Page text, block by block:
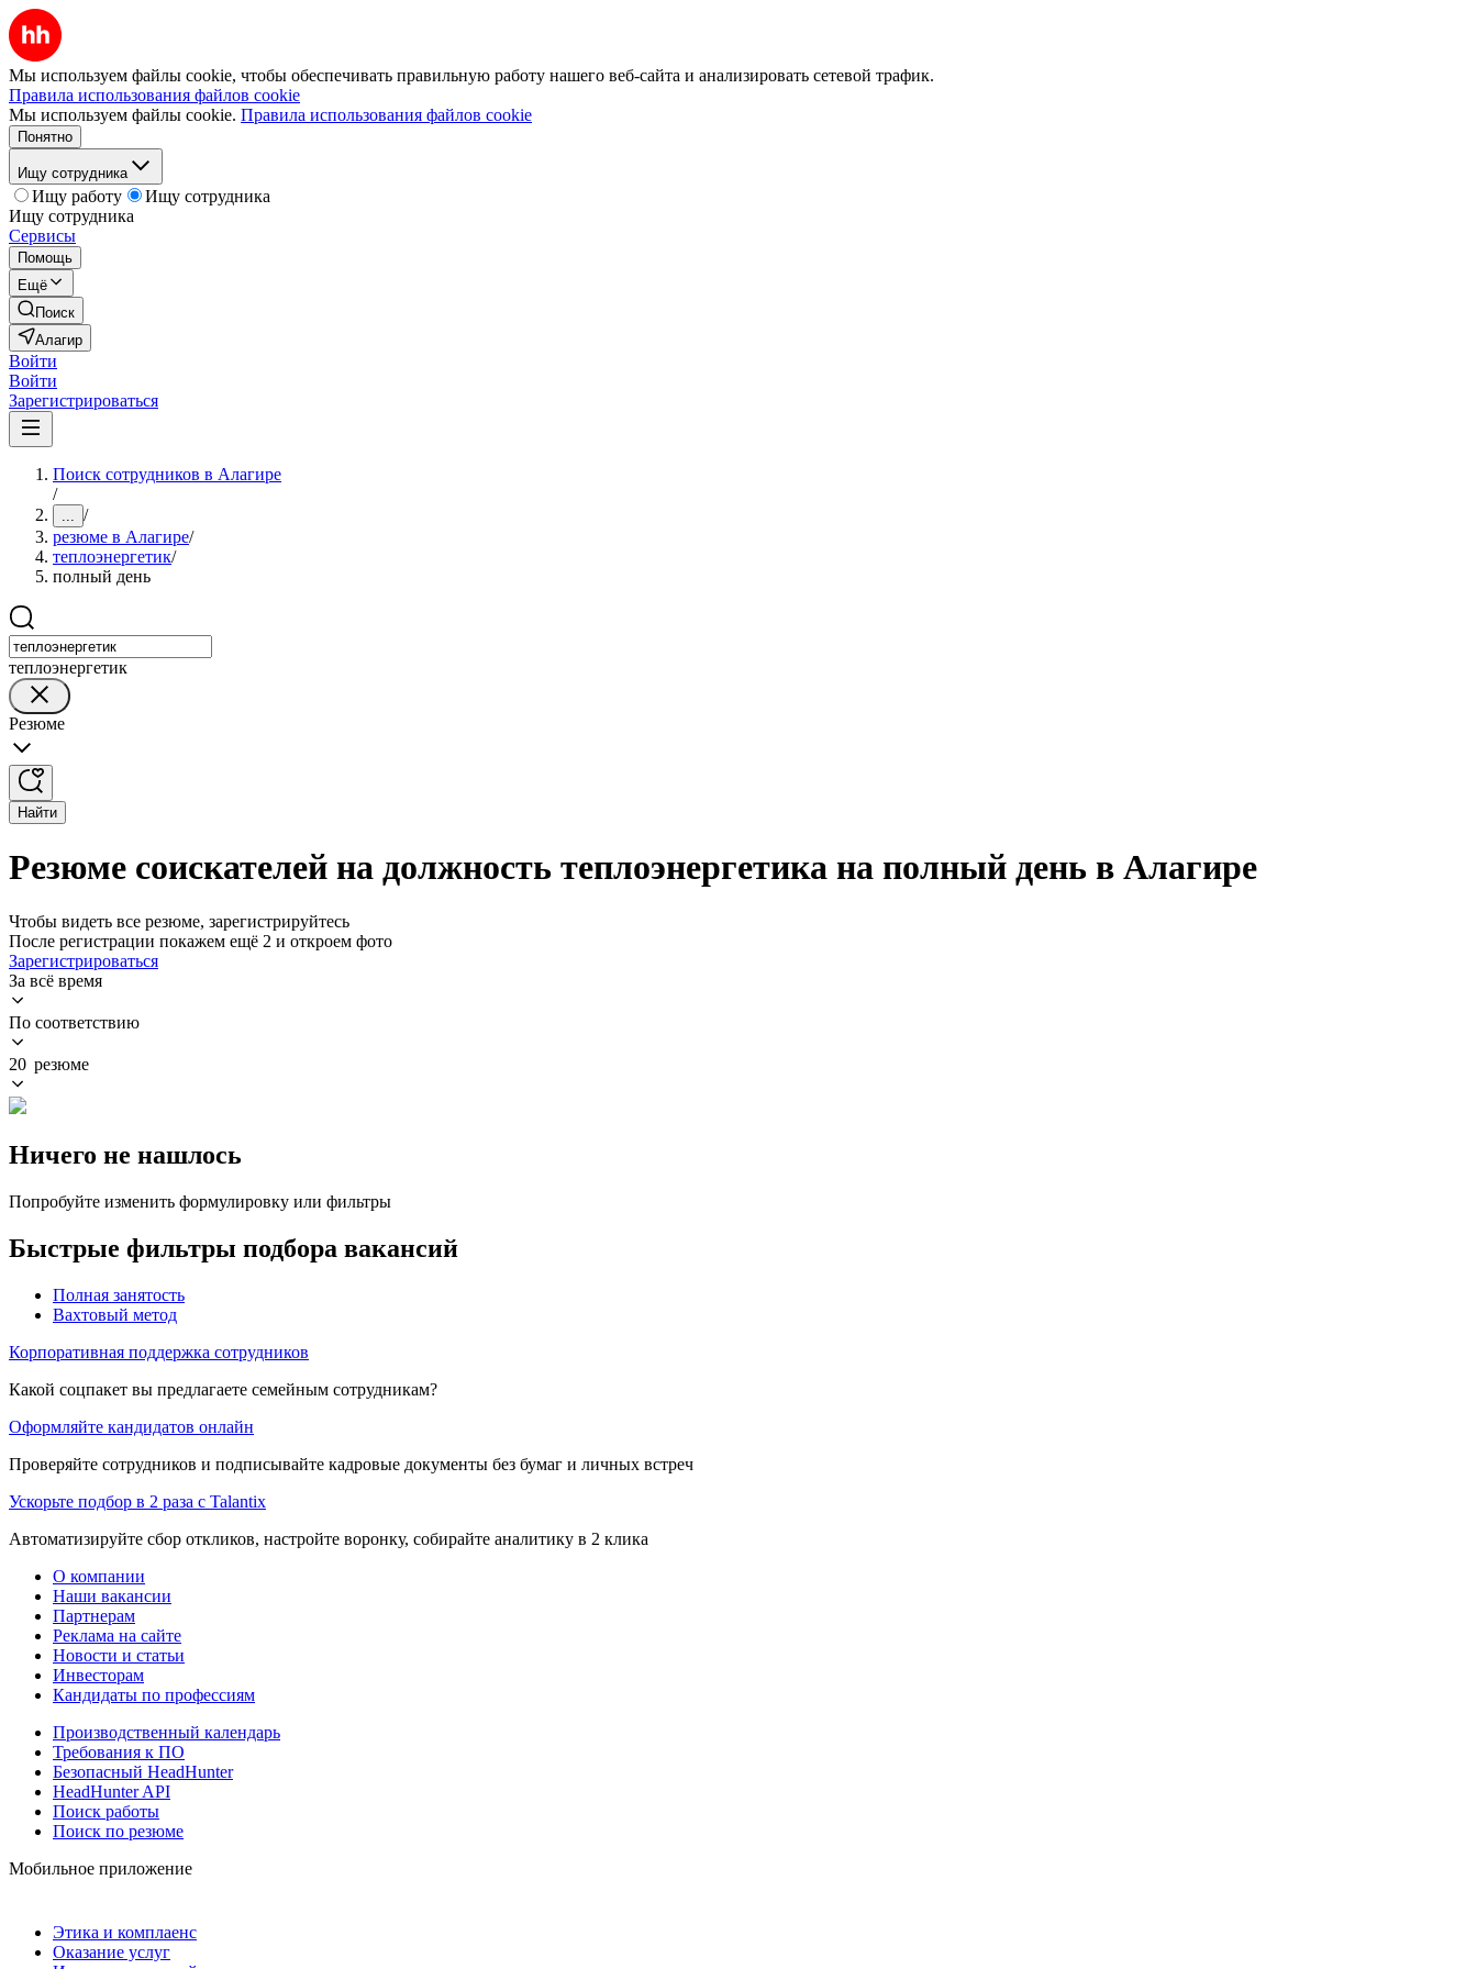
Мы используем файлы cookie, чтобы обеспечивать правильную работу нашего веб-сайта и анализировать сетевой трафик.
Правила использования файлов cookie
Мы используем файлы cookie. Правила использования файлов cookie
Понятно
Ищу сотрудника
Ищу работу
Ищу сотрудника
Ищу сотрудника
Сервисы
Помощь
Ещё
Поиск
Алагир
Войти
Войти
Зарегистрироваться
Поиск сотрудников в Алагире
/
... /
резюме в Алагире/
теплоэнергетик/
полный день
теплоэнергетик
Резюме
Найти
Резюме соискателей на должность теплоэнергетика на полный день в Алагире
Чтобы видеть все резюме, зарегистрируйтесь
После регистрации покажем ещё 2 и откроем фото
Зарегистрироваться
За всё время
По соответствию
20 резюме
Ничего не нашлось
Попробуйте изменить формулировку или фильтры
Быстрые фильтры подбора вакансий
Полная занятость
Вахтовый метод
Корпоративная поддержка сотрудников
Какой соцпакет вы предлагаете семейным сотрудникам?
Оформляйте кандидатов онлайн
Проверяйте сотрудников и подписывайте кадровые документы без бумаг и личных встреч
Ускорьте подбор в 2 раза с Talantix
Автоматизируйте сбор откликов, настройте воронку, собирайте аналитику в 2 клика
О компании
Наши вакансии
Партнерам
Реклама на сайте
Новости и статьи
Инвесторам
Кандидаты по профессиям
Производственный календарь
Требования к ПО
Безопасный HeadHunter
HeadHunter API
Поиск работы
Поиск по резюме
Мобильное приложение
Этика и комплаенс
Оказание услуг